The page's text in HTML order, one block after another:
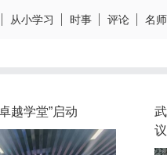
从小学习 时事 评论 名
越学堂”启动
议